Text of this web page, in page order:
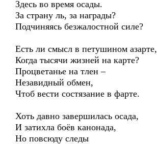
Здесь во время осады.
За страну ль, за награды?
Подчиняясь безжалостной силе?
Есть ли смысл в петушином азарте,
Когда тысячи жизней на карте?
Процветанье на тлен –
Незавидный обмен,
Чтоб вести состязание в фарте.
Хоть давно завершилась осада,
И затихла боёв канонада,
Но повсюду следы